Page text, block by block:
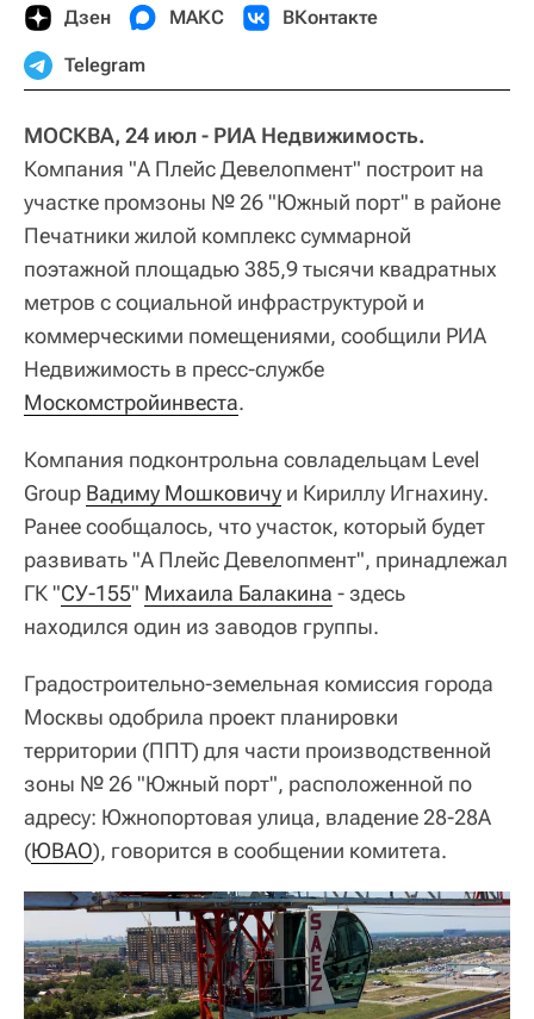
Дзен МАКС ВКонтакте
Telegram
МОСКВА, 24 июл - РИА Недвижимость.
Компания "А Плейс Девелопмент" построит на
участке промзоны № 26 "Южный порт" в районе
Печатники жилой комплекс суммарной
поэтажной площадью 385,9 тысячи квадратных
метров с социальной инфраструктурой и
коммерческими помещениями, сообщили РИА
Недвижимость в пресс-службе
Москомстройинвеста.
Компания подконтрольна совладельцам Level
Group Вадиму Мошковичу и Кириллу Игнахину.
Ранее сообщалось, что участок, который будет
развивать "А Плейс Девелопмент", принадлежал
ГК "СУ-155" Михаила Балакина - здесь
находился один из заводов группы.
Градостроительно-земельная комиссия города
Москвы одобрила проект планировки
территории (ППТ) для части производственной
зоны № 26 "Южный порт", расположенной по
адресу: Южнопортовая улица, владение 28-28А
(ЮВАО), говорится в сообщении комитета.